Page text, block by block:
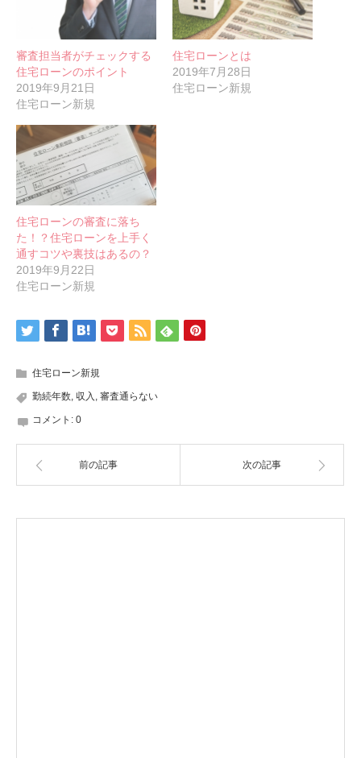
審査担当者がチェックする
住宅ローンのポイント
2019年9月21日
住宅ローン新規
住宅ローンとは
2019年7月28日
住宅ローン新規
住宅ローンの審査に落ち
た！？住宅ローンを上手く
通すコツや裏技はあるの？
2019年9月22日
住宅ローン新規
住宅ローン新規
勤続年数 収入 審査通らない
コメント: 0
前の記事 次の記事